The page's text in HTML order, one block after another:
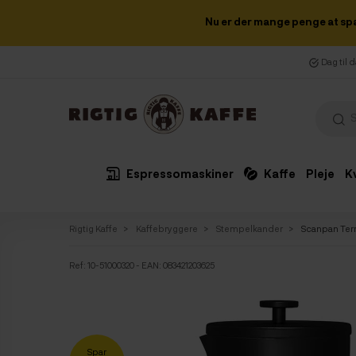
Nu er der mange penge at
Dag til
Espressomaskiner Kaffe Pleje
Rigtig Kaffe Kaffebryggere Stempelkander Scanpan
Ref: 10-51000320 - EAN: 083421203625
Spar